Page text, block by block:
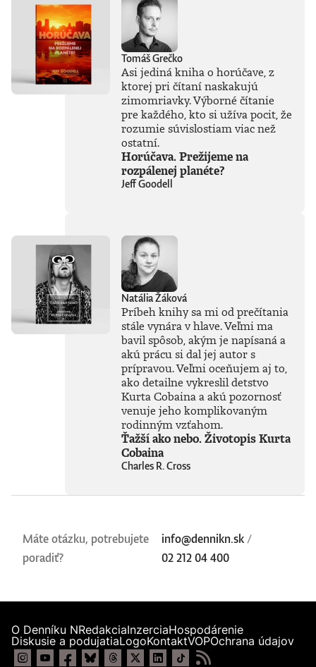
hraniciach, ktoré by
sme pri jej
používaní mali
jasne stanoviť.V
knihe Ako
premýšľať o umelej
inteligencii autor
čerpá zo svojich
skúseností, keďže
tejto téme sa
začiatku 80. rokov.
Vyváženie prínosov
nekonvenčné –
ChatGPT a
generatívnu AI
vníma len ako
najnovšiu kapitolu
v dlhom príbehu a
tvrdí, že sme stále
iba na začiatku
Naznačuje, že
technológie, ktoré
ešte neboli ani
ovplyvnia naše
životy v 30. rokoch
tohto storočia
než čokoľvek, čo
fascinujúcu diskusiu
o možnostiach
preložil Marián
Hamada.Prečítajte
si ukážku z
Tomáš Grečko
Asi jediná kniha o horúčave, z
ktorej pri čítaní naskakujú
zimomriavky. Výborné čítanie
pre každého, kto si užíva pocit, že
rozumie súvislostiam viac než
ostatní.
Horúčava. Prežijeme na
rozpálenej planéte?
Jeff Goodell
Natália Žáková
Príbeh knihy sa mi od prečítania
stále vynára v hlave. Veľmi ma
bavil spôsob, akým je napísaná a
akú prácu si dal jej autor s
prípravou. Veľmi oceňujem aj to,
ako detailne vykreslil detstvo
Kurta Cobaina a akú pozornosť
venuje jeho komplikovaným
rodinným vzťahom.
Ťažší ako nebo. Životopis Kurta
Cobaina
Charles R. Cross
Máte otázku, potrebujete
poradiť?
info@dennikn.sk /
02 212 04 400
O Denníku NRedakciaInzerciaHospodárenie
Diskusie a podujatiaLogoKontaktVOPOchrana údajov